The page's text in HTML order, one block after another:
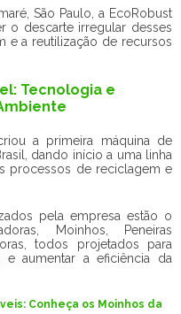
São Paulo, a EcoRobust
o descarte irregular desses
e a reutilização de recursos
Tecnologia e
a primeira máquina de
dando início a uma linha
processos de reciclagem e
pela empresa estão o
Moinhos, Peneiras
todos projetados para
e aumentar a eficiência da
Conheça os Moinhos da